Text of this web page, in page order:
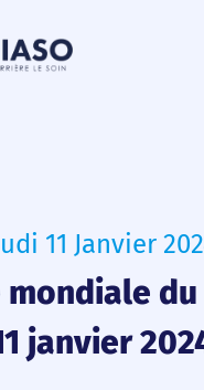
11 Janvier
mondiale du
janvier